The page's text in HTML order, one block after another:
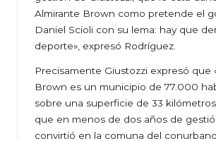
Almirante Brown como pretende el
Daniel Scioli con su lema: hay que
deporte», expresó Rodríguez.
Precisamente Giustozzi expresó que
Brown es un municipio de 77.000
sobre una superficie de 33
que en menos de dos años de
convirtió en la comuna del